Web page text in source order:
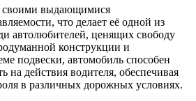
своими выдающимися
что делает её одной из
автолюбителей, ценящих свободу
конструкции и
подвески, автомобиль способен
на действия водителя, обеспечивая
в различных дорожных условиях.